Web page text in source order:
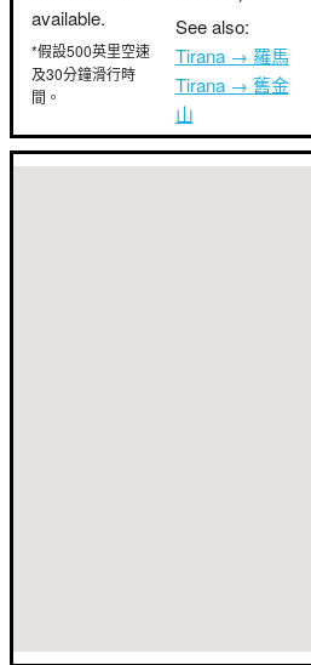
available.
*假設500英里空速
及30分鐘滑行時
間。
See also:
Tirana → 羅馬
Tirana → 舊金
山